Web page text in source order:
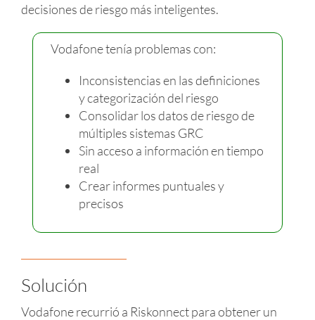
decisiones de riesgo más inteligentes.
Vodafone tenía problemas con:
Inconsistencias en las definiciones
y categorización del riesgo
Consolidar los datos de riesgo de
múltiples sistemas GRC
Sin acceso a información en tiempo
real
Crear informes puntuales y
precisos
Solución
Vodafone recurrió a Riskonnect para obtener un